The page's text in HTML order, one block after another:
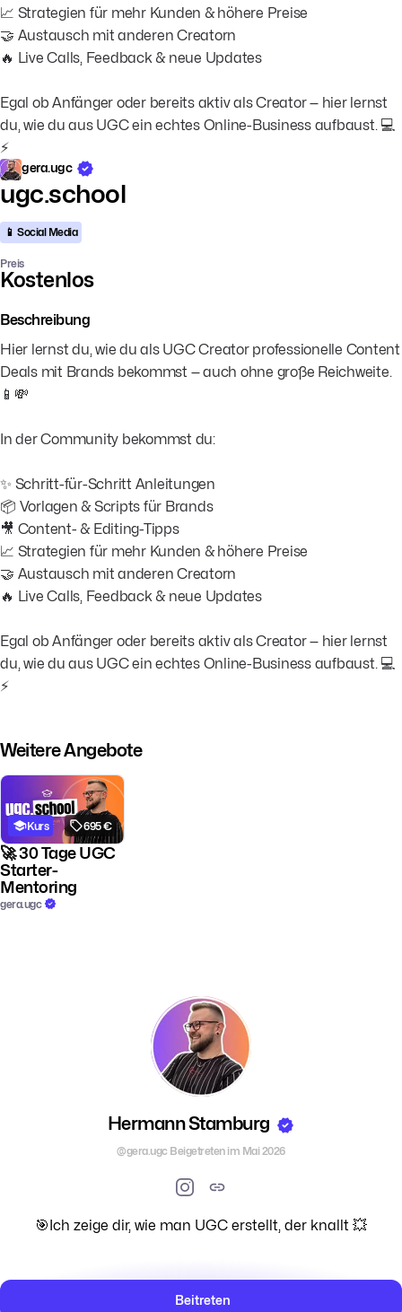
📈 Strategien für mehr Kunden & höhere Preise
🤝 Austausch mit anderen Creatorn
🔥 Live Calls, Feedback & neue Updates
Egal ob Anfänger oder bereits aktiv als Creator — hier lernst
du, wie du aus UGC ein echtes Online-Business aufbaust. 💻
⚡
gera.ugc
ugc.school
📱 Social Media
Preis
Kostenlos
Beschreibung
Hier lernst du, wie du als UGC Creator professionelle Content
Deals mit Brands bekommst — auch ohne große Reichweite.
📱💸
In der Community bekommst du:
✨ Schritt-für-Schritt Anleitungen
📦 Vorlagen & Scripts für Brands
🎥 Content- & Editing-Tipps
📈 Strategien für mehr Kunden & höhere Preise
🤝 Austausch mit anderen Creatorn
🔥 Live Calls, Feedback & neue Updates
Egal ob Anfänger oder bereits aktiv als Creator — hier lernst
du, wie du aus UGC ein echtes Online-Business aufbaust. 💻
⚡
Weitere Angebote
Kurs 695 €
🚀 30 Tage UGC
Starter-
Mentoring
gera.ugc
Hermann Stamburg
@gera.ugc Beigetreten im Mai 2026
🎯Ich zeige dir, wie man UGC erstellt, der knallt 💥
Beitreten